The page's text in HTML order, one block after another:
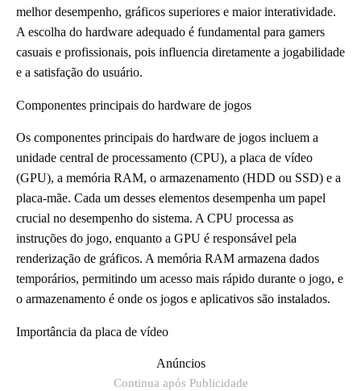
melhor desempenho, gráficos superiores e maior interatividade.
A escolha do hardware adequado é fundamental para gamers
casuais e profissionais, pois influencia diretamente a jogabilidade
e a satisfação do usuário.
Componentes principais do hardware de jogos
Os componentes principais do hardware de jogos incluem a
unidade central de processamento (CPU), a placa de vídeo
(GPU), a memória RAM, o armazenamento (HDD ou SSD) e a
placa-mãe. Cada um desses elementos desempenha um papel
crucial no desempenho do sistema. A CPU processa as
instruções do jogo, enquanto a GPU é responsável pela
renderização de gráficos. A memória RAM armazena dados
temporários, permitindo um acesso mais rápido durante o jogo, e
o armazenamento é onde os jogos e aplicativos são instalados.
Importância da placa de vídeo
Anúncios
Continua após Publicidade